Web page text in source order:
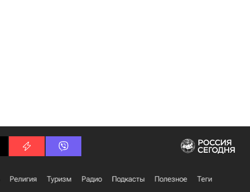
Религия Туризм Радио Подкасты Полезное
Теги